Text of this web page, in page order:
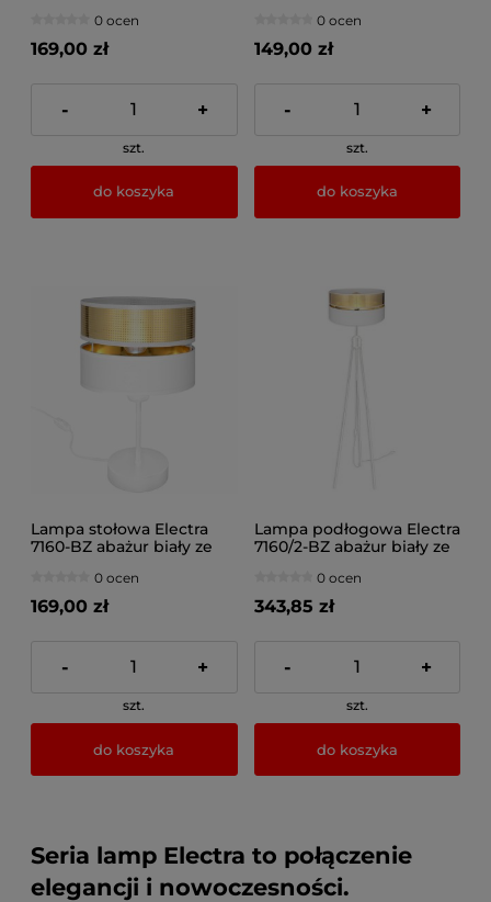
0 ocen
169,00 zł
- +
szt.
do koszyka
0 ocen
149,00 zł
- +
szt.
do koszyka
Lampa stołowa Electra
7160-BZ abażur biały ze
0 ocen
169,00 zł
- +
szt.
do koszyka
Lampa podłogowa Electra
7160/2-BZ abażur biały ze
0 ocen
343,85 zł
- +
szt.
do koszyka
Seria lamp Electra to połączenie
elegancji i nowoczesności.